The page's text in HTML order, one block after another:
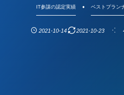
IT参謀の認定実績 ベストプラン
2021-10-14 2021-10-23